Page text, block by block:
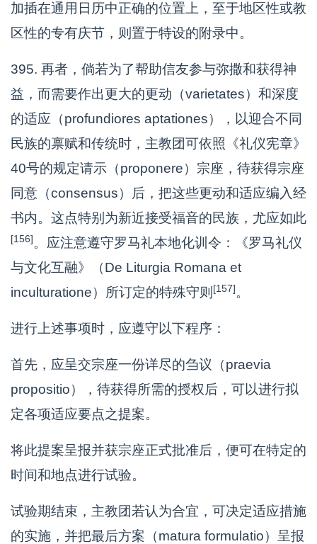
加插在通用日历中正确的位置上，至于地区性或教
区性的专有庆节，则置于特设的附录中。
395. 再者，倘若为了帮助信友参与弥撒和获得神
益，而需要作出更大的更动（varietates）和深度
的适应（profundiores aptationes），以迎合不同
民族的禀赋和传统时，主教团可依照《礼仪宪章》
40号的规定请示（proponere）宗座，待获得宗座
同意（consensus）后，把这些更动和适应编入经
书内。这点特别为新近接受福音的民族，尤应如此
[156]。应注意遵守罗马礼本地化训令：《罗马礼仪
与文化互融》（De Liturgia Romana et
inculturatione）所订定的特殊守则 [157]。
进行上述事项时，应遵守以下程序：
首先，应呈交宗座一份详尽的刍议（praevia
propositio），待获得所需的授权后，可以进行拟
定各项适应要点之提案。
将此提案呈报并获宗座正式批准后，便可在特定的
时间和地点进行试验。
试验期结束，主教团若认为合宜，可决定适应措施
的实施，并把最后方案（matura formulatio）呈报